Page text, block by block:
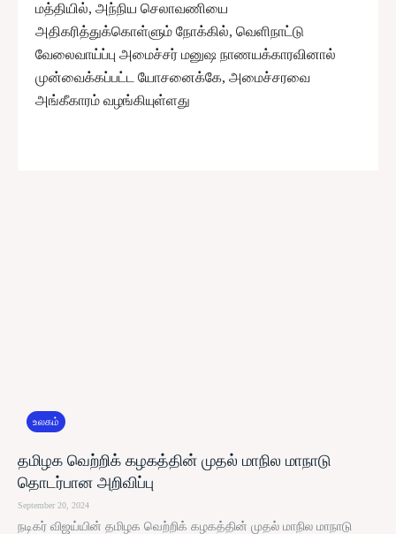
மத்தியில், அந்நிய செலாவணியை
அதிகரித்துக்கொள்ளும் நோக்கில், வெளிநாட்டு
வேலைவாய்ப்பு அமைச்சர் மனுஷ நாணயக்காரவினால்
முன்வைக்கப்பட்ட யோசனைக்கே, அமைச்சரவை
அங்கீகாரம் வழங்கியுள்ளது
உலகம்
தமிழக வெற்றிக் கழகத்தின் முதல் மாநில மாநாடு
தொடர்பான அறிவிப்பு
September 20, 2024
நடிகர் விஜய்யின் தமிழக வெற்றிக் கழகத்தின் முதல் மாநில மாநாடு